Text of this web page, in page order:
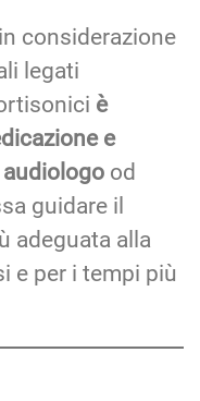
considerazione
legati
è
e
od
guidare il
adeguata alla
e per i tempi più